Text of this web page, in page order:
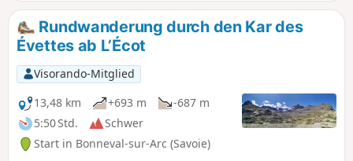
bieten der See und der Gletscher einen
fantastischen Anblick auf ein gut
verstecktes Kar. Ein wahrer Genuss!
Rundwanderung durch den Kar des
Évettes ab L’Écot
Visorando-Mitglied
13,48 km
+693 m
-687 m
5:50 Std.
Schwer
Start in Bonneval-sur-Arc (Savoie)